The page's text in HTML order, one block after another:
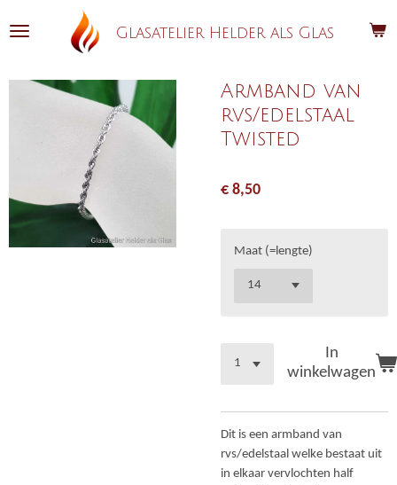
direct
hoofdinhoud
Glasatelier Helder als Glas
Armband van
rvs/edelstaal
Twisted
€ 8,50
Maat (=lengte)
In
winkelwagen
Dit is een armband van
rvs/edelstaal welke bestaat uit
in elkaar vervlochten half